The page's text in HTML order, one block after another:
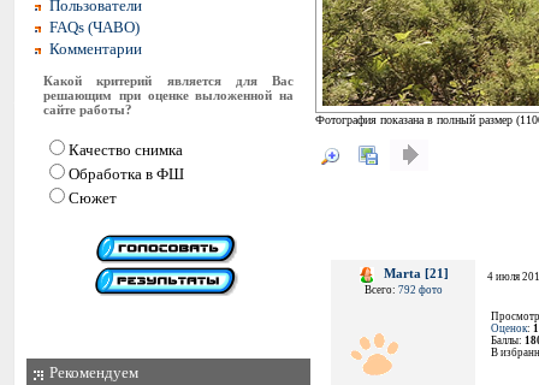
Пользователи
FAQs (ЧАВО)
Комментарии
Какой критерий является для Вас
решающим при оценке выложенной на
сайте работы?
Качество снимка
Обработка в ФШ
Сюжет
Рекомендуем
Фотография показана в полный размер (
Marta [21]
Всего: 792 фото
4 июля
Оценок:
Баллы:
В